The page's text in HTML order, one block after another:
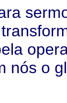
nós o